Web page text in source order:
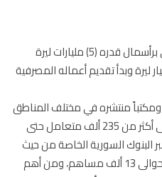
تأسس بنك سورية الدولي الإسلامي برأسمال قدره (5) مليارات ليرة
ليصل إلى 15 مليار ليرة وبدأ تقديم أعماله المصرفية
27 فرعاً ومكتباً منتشره في مختلف المناطق
السورية، ووصل عدد عملاء البنك إلى أكثر من 235 ألف متعامل حتى
أكبر البنوك السورية الخاصة من حيث
عدد المساهمين حيث بلغ عددهم حوالى 13 ألف مساهم، ومن أهم